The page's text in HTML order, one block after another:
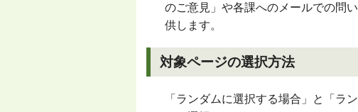
のご意見」や各課へのメールでの問
供します。
対象ページの選択方法
「ランダムに選択する場合」と「ラ